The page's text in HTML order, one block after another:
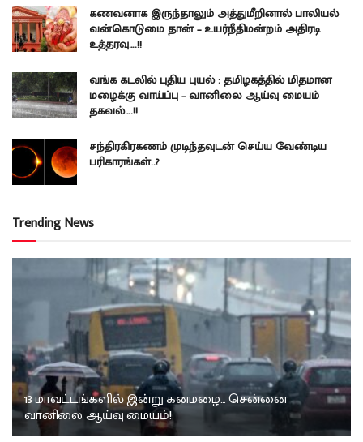
கணவனாக இருந்தாலும் அத்துமீறினால் பாலியல்
வன்கொடுமை தான் – உயர்நீதிமன்றம் அதிரடி
உத்தரவு….!!
வங்க கடலில் புதிய புயல் : தமிழகத்தில் மிதமான
மழைக்கு வாய்ப்பு – வானிலை ஆய்வு மையம்
தகவல்….!!
சந்திரகிரகணம் முடிந்தவுடன் செய்ய வேண்டிய
பரிகாரங்கள்..?
Trending News
13 மாவட்டங்களில் இன்று கனமழை… சென்னை
வானிலை ஆய்வு மையம்!